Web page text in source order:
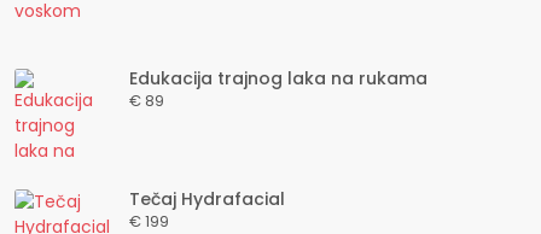
Edukacija trajnog laka na rukama
€ 89
Tečaj Hydrafacial
€ 199